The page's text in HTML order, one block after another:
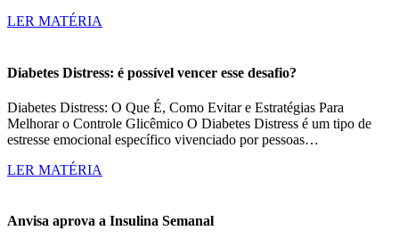
LER MATÉRIA
Diabetes Distress: é possível vencer esse desafio?
Diabetes Distress: O Que É, Como Evitar e Estratégias Para
Melhorar o Controle Glicêmico O Diabetes Distress é um tipo de
estresse emocional específico vivenciado por pessoas…
LER MATÉRIA
Anvisa aprova a Insulina Semanal